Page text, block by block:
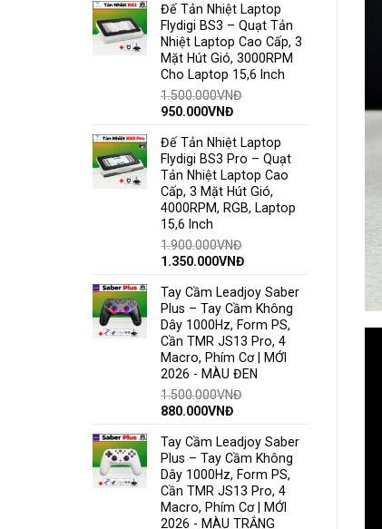
Đế Tản Nhiệt Laptop
Flydigi BS3 – Quạt Tản
Nhiệt Laptop Cao Cấp, 3
Mặt Hút Gió, 3000RPM
Cho Laptop 15,6 Inch
1.500.000VNĐ
950.000VNĐ
Đế Tản Nhiệt Laptop
Flydigi BS3 Pro – Quạt
Tản Nhiệt Laptop Cao
Cấp, 3 Mặt Hút Gió,
4000RPM, RGB, Laptop
15,6 Inch
1.900.000VNĐ
1.350.000VNĐ
Tay Cầm Leadjoy Saber
Plus – Tay Cầm Không
Dây 1000Hz, Form PS,
Cần TMR JS13 Pro, 4
Macro, Phím Cơ | MỚI
2026 - MÀU ĐEN
1.500.000VNĐ
880.000VNĐ
Tay Cầm Leadjoy Saber
Plus – Tay Cầm Không
Dây 1000Hz, Form PS,
Cần TMR JS13 Pro, 4
Macro, Phím Cơ | MỚI
2026 - MÀU TRẮNG